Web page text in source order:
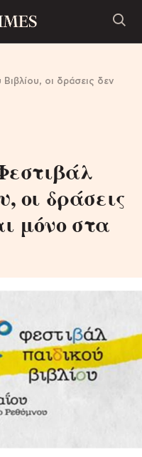
οι δράσεις δεν
οι δράσεις
μόνο στα